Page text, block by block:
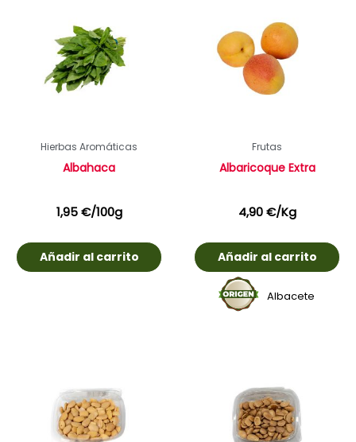
Hierbas Aromáticas
Albahaca
1,95€/100g
Añadir al carrito
Frutas
Albaricoque Extra
4,90€/Kg
Añadir al carrito
Albacete